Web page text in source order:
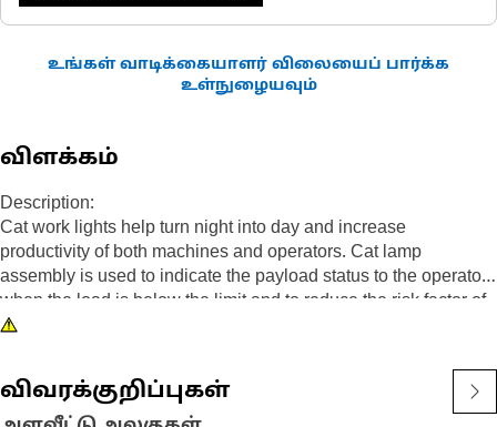
உங்கள் வாடிக்கையாளர் விலையைப் பார்க்க
உள்நுழையவும்
விளக்கம்
Description:
Cat work lights help turn night into day and increase
productivity of both machines and operators. Cat lamp
assembly is used to indicate the payload status to the operator
when the load is below the limit and to reduce the risk factor of
payload in the heavy-duty equipment.
Attributes:
• Premium Cat Lights are designed to meet the demanding
விவரக்குறிப்புகள்